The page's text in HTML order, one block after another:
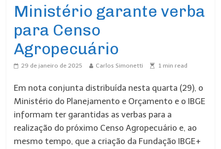
Ministério garante verba
para Censo
Agropecuário
29 de janeiro de 2025 Carlos Simonetti 1 min read
Em nota conjunta distribuída nesta quarta (29), o
Ministério do Planejamento e Orçamento e o IBGE
informam ter garantidas as verbas para a
realização do próximo Censo Agropecuário e, ao
mesmo tempo, que a criação da Fundação IBGE+